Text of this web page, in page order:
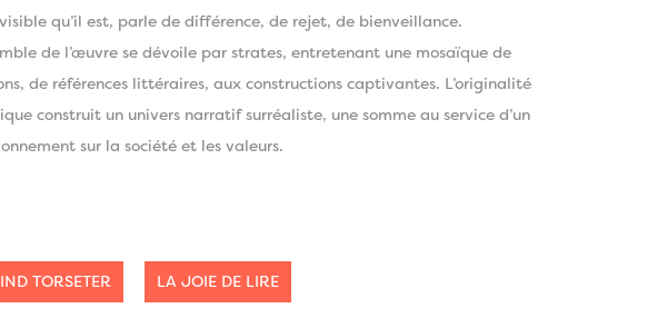
qu’il est, parle de différence, de rejet, de bienveillance.
de l’œuvre se dévoile par strates, entretenant une mosaïque de
de références littéraires, aux constructions captivantes. L’originalité
construit un univers narratif surréaliste, une somme au service d’un
sur la société et les valeurs.
TORSETER LA JOIE DE LIRE